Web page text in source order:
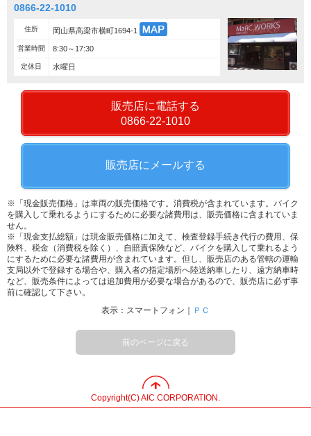
0866-22-1010
住所 岡山県高梁市横町1694-1
営業時間 8:30～17:30
定休日 水曜日
販売店に電話する
0866-22-1010
販売店にメールする
※「現金販売価格」は車両の販売価格です。消費税が含まれています。バイク
を購入して乗れるようにするために必要な諸費用は、販売価格に含まれていま
せん。
※「現金支払総額」は現金販売価格に加えて、検査登録手続き代行の費用、保
険料、税金（消費税を除く）、自賠責保険など、バイクを購入して乗れるよう
にするために必要な諸費用が含まれています。但し、販売店のある管轄の運輸
支局以外で登録する場合や、購入者の指定場所へ陸送納車したり、遠方納車時
など、販売条件によっては追加費用が必要な場合があるので、販売店に必ず事
前に確認して下さい。
表示：スマートフォン｜
ＰＣ
前のページに戻る
Copyright(C) AIC CORPORATION.